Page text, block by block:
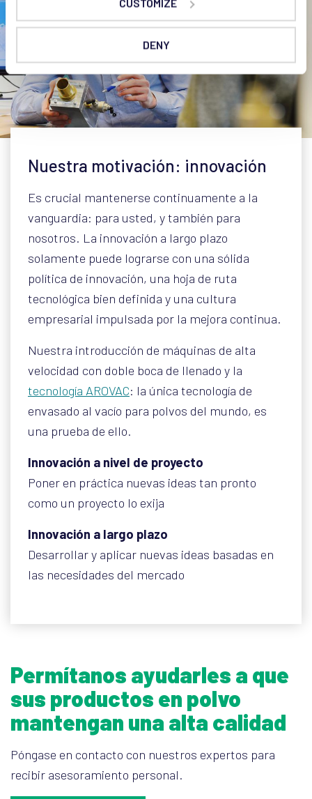
CUSTOMIZE
DENY
Nuestra motivación: innovación
Es crucial mantenerse continuamente a la
vanguardia: para usted, y también para
nosotros. La innovación a largo plazo
solamente puede lograrse con una sólida
política de innovación, una hoja de ruta
tecnológica bien definida y una cultura
empresarial impulsada por la mejora continua.
Nuestra introducción de máquinas de alta
velocidad con doble boca de llenado y la
tecnología AROVAC: la única tecnología de
envasado al vacío para polvos del mundo, es
una prueba de ello.
Innovación a nivel de proyecto
Poner en práctica nuevas ideas tan pronto
como un proyecto lo exija
Innovación a largo plazo
Desarrollar y aplicar nuevas ideas basadas en
las necesidades del mercado
Permítanos ayudarles a que
sus productos en polvo
mantengan una alta calidad
Póngase en contacto con nuestros expertos para
recibir asesoramiento personal.